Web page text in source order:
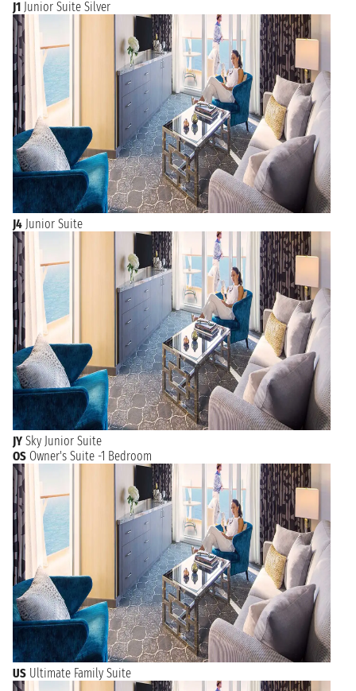
J1 Junior Suite Silver
J4 Junior Suite
JY Sky Junior Suite
OS Owner's Suite -1 Bedroom
US Ultimate Family Suite